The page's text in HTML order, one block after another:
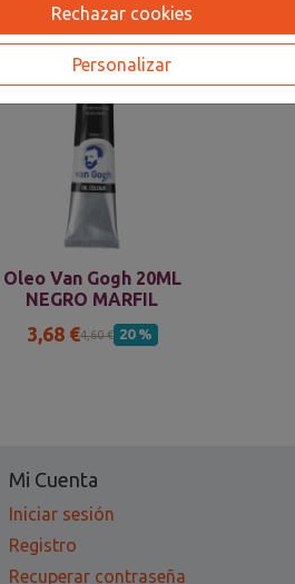
Oleo Van Gogh 20ML
NEGRO MARFIL
3,68 €4,60 € 20 %
Mi Cuenta
Iniciar sesión
Registro
Recuperar contraseña
Rechazar cookies
Personalizar